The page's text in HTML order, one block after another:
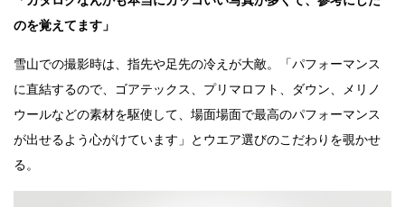
のを覚えてます」
雪山での撮影時は、指先や足先の冷えが大敵。「パフォーマンス
に直結するので、ゴアテックス、プリマロフト、ダウン、メリノ
ウールなどの素材を駆使して、場面場面で最高のパフォーマンス
が出せるよう心がけています」とウエア選びのこだわりを覗かせ
る。